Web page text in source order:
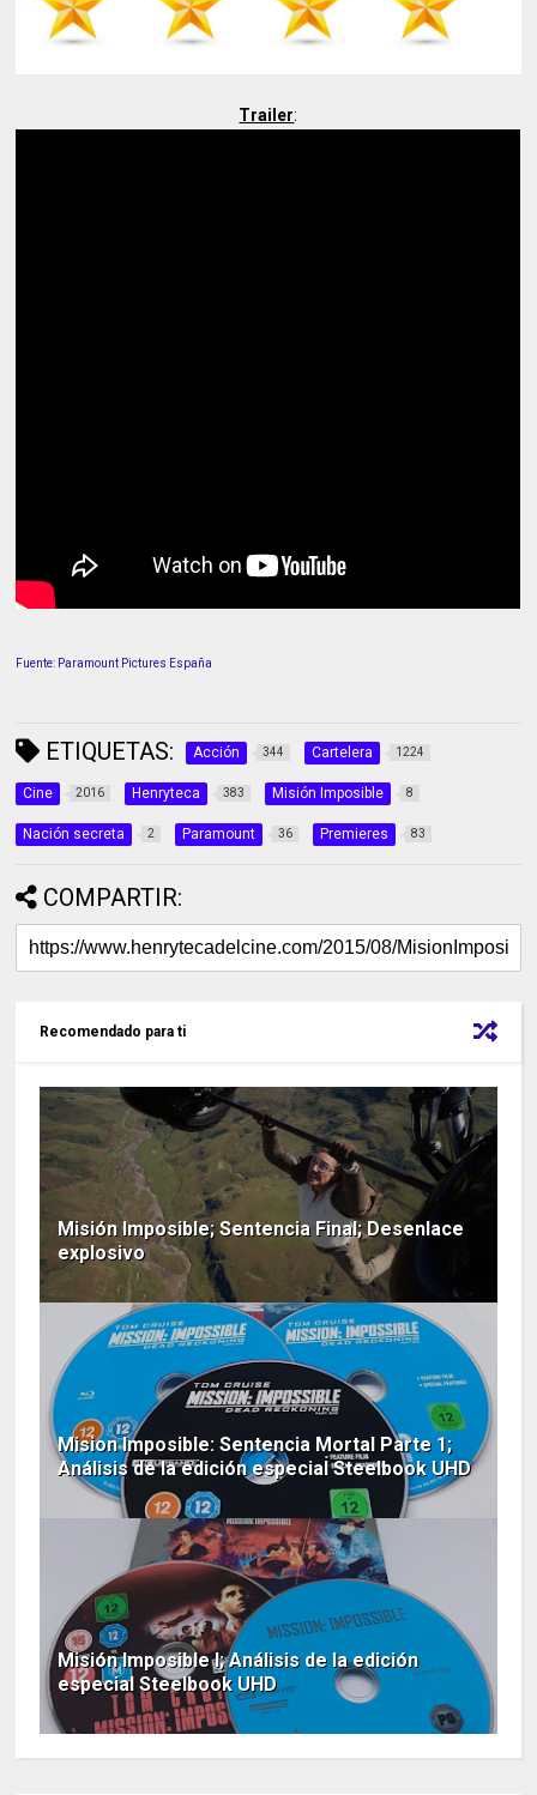
Trailer:
Fuente: Paramount Pictures España
ETIQUETAS: Acción 344 Cartelera 1224
Cine 2016 Henryteca 383 Misión Imposible 8
Nación secreta 2 Paramount 36 Premieres 83
COMPARTIR:
Recomendado para ti
Misión Imposible; Sentencia Final; Desenlace
explosivo
Mision Imposible: Sentencia Mortal Parte 1;
Análisis de la edición especial Steelbook UHD
Misión Imposible I; Análisis de la edición
especial Steelbook UHD